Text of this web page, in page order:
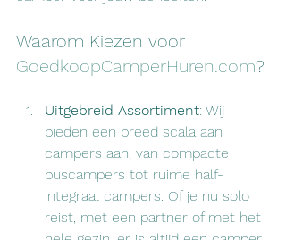
Waarom Kiezen voor
GoedkoopCamperHuren.com?
Uitgebreid Assortiment: Wij
bieden een breed scala aan
campers aan, van compacte
buscampers tot ruime half-
integraal campers. Of je nu solo
reist, met een partner of met het